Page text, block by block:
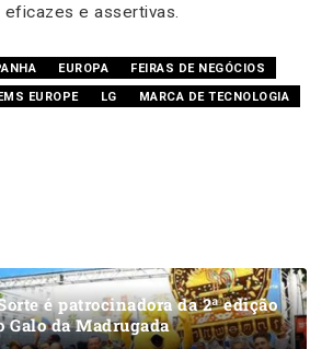
eficazes e assertivas.
EUROPA
FEIRAS DE NEGÓCIOS
EUROPE
LG MARCA DE TECNOLOGIA
é patrocinadora da 2ª edição
Galo da Madrugada